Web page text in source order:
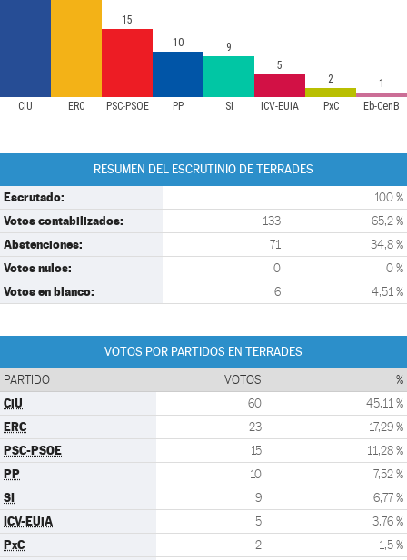
CiU ERC PSC-PSOE PP SI ICV-EUiA PxC Eb-CenB
15
10
9
5
2
1
RESUMEN DEL ESCRUTINIO DE TERRADES
Escrutado: 100 %
Votos contabilizados: 133 65,2 %
Abstenciones: 71 34,8 %
Votos nulos: 0 0 %
Votos en blanco: 6 4,51 %
VOTOS POR PARTIDOS EN TERRADES
PARTIDO VOTOS %
CiU 60 45,11 %
ERC 23 17,29 %
PSC-PSOE 15 11,28 %
PP 10 7,52 %
SI 9 6,77 %
ICV-EUiA 5 3,76 %
PxC 2 1,5 %